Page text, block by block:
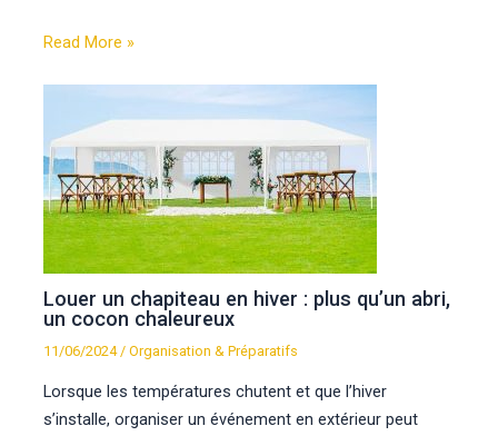
Read More »
Louer un chapiteau en hiver : plus qu’un abri,
un cocon chaleureux
11/06/2024 /Organisation & Préparatifs
Lorsque les températures chutent et que l’hiver
s’installe, organiser un événement en extérieur peut